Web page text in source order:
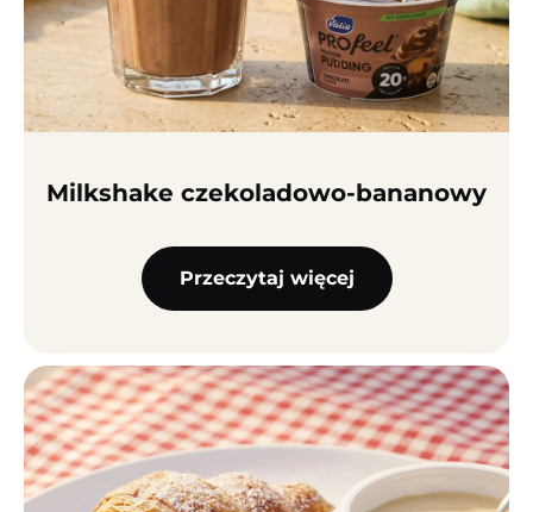
Milkshake czekolado­wo-bananowy
Przeczytaj więcej